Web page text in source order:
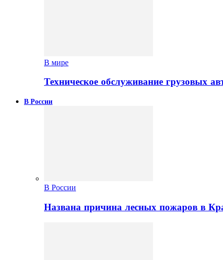
В мире
Техническое обслуживание грузовых
В России
В России
Названа причина лесных пожаров в